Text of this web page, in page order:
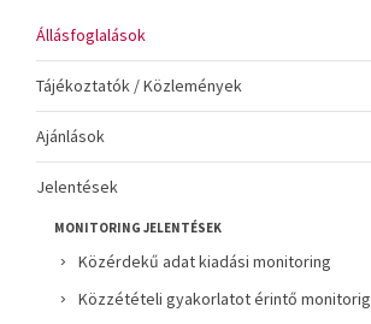
Állásfoglalások
Tájékoztatók / Közlemények
Ajánlások
Jelentések
MONITORING JELENTÉSEK
Közérdekű adat kiadási monitoring
Közzétételi gyakorlatot érintő monitorig